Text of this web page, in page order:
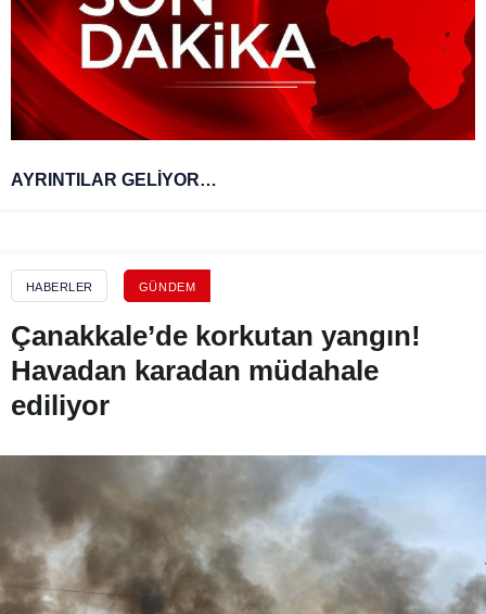
AYRINTILAR GELİYOR…
HABERLER GÜNDEM
Çanakkale’de korkutan yangın!
Havadan karadan müdahale
ediliyor